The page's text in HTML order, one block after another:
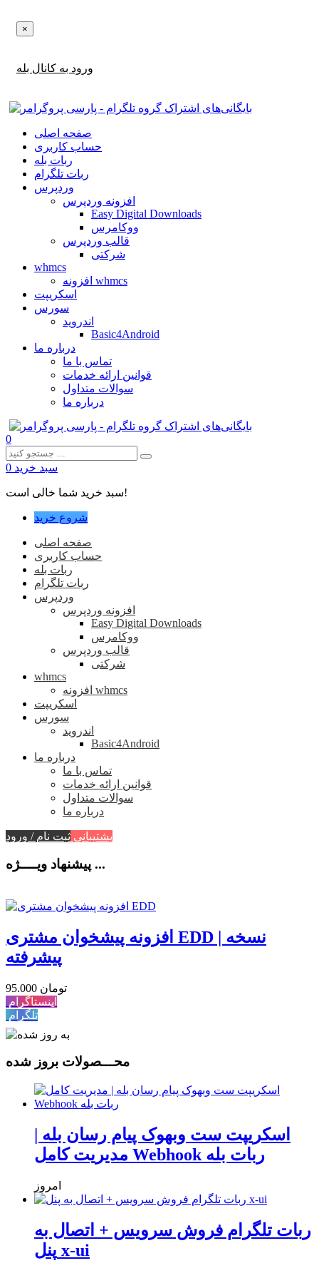
×
ورود به کانال بله
صفحه اصلی
حساب کاربری
ربات بله
ربات تلگرام
وردپرس
افزونه وردپرس
Easy Digital Downloads
ووکامرس
قالب وردپرس
شرکتی
whmcs
افزونه whmcs
اسکریپت
سورس
اندروید
Basic4Android
درباره ما
تماس با ما
قوانین ارائه خدمات
سوالات متداول
درباره ما
0
سبد خرید 0
سبد خرید شما خالی است!
شروع خرید
صفحه اصلی
حساب کاربری
ربات بله
ربات تلگرام
وردپرس
افزونه وردپرس
Easy Digital Downloads
ووکامرس
قالب وردپرس
شرکتی
whmcs
افزونه whmcs
اسکریپت
سورس
اندروید
Basic4Android
درباره ما
تماس با ما
قوانین ارائه خدمات
سوالات متداول
درباره ما
پشتیبانی ثبت نام / ورود
پیشنهاد ویــــژه ...
افزونه پیشخوان مشتری EDD | نسخه
پیشرفته
95.000 تومان
اینستاگرام
تلگرام
محـــصولات بروز شده
اسکریپت ست وبهوک پیام رسان بله |
مدیریت کامل Webhook ربات بله
امروز
ربات تلگرام فروش سرویس + اتصال به
پنل x-ui